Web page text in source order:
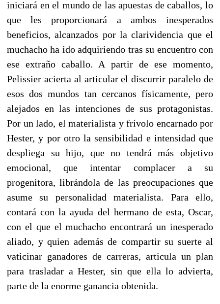
iniciará en el mundo de las apuestas de caballos, lo
que les proporcionará a ambos inesperados
beneficios, alcanzados por la clarividencia que el
muchacho ha ido adquiriendo tras su encuentro con
ese extraño caballo. A partir de ese momento,
Pelissier acierta al articular el discurrir paralelo de
esos dos mundos tan cercanos físicamente, pero
alejados en las intenciones de sus protagonistas.
Por un lado, el materialista y frívolo encarnado por
Hester, y por otro la sensibilidad e intensidad que
despliega su hijo, que no tendrá más objetivo
emocional, que intentar complacer a su
progenitora, librándola de las preocupaciones que
asume su personalidad materialista. Para ello,
contará con la ayuda del hermano de esta, Oscar,
con el que el muchacho encontrará un inesperado
aliado, y quien además de compartir su suerte al
vaticinar ganadores de carreras, articula un plan
para trasladar a Hester, sin que ella lo advierta,
parte de la enorme ganancia obtenida.